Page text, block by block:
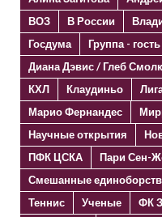
ВОЗ
В России
Госдума
Группа - гость
Диана Дэвис / Глеб
КХЛ
Клаудиньо
Марио Фернандес
Научные открытия
ПФК ЦСКА
Пари Сен-
Смешанные
Теннис
Ученые ФК